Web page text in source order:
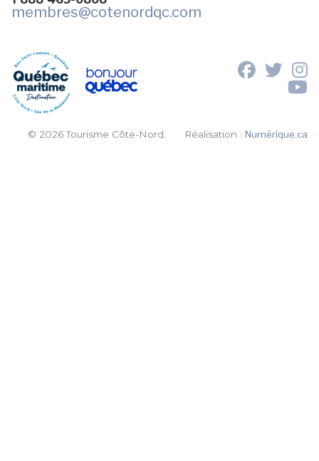
membres@cotenordqc.com
© 2026 Tourisme Côte-Nord. Réalisation :Numérique.ca